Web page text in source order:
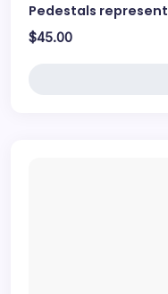
Pedestals represent
$45.00